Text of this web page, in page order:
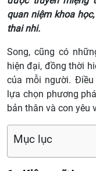
quan niệm khoa
thai nhi.
Song, cũng có
hiện đại, đồng thời
của mỗi người.
lựa chọn phương
bản thân và con yêu
Mục lục